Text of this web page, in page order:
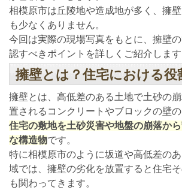
相模原市は丘陵地や造成地が多く、擁
も少なくありません。
今回は実際の現場写真をもとに、擁壁
認すべきポイントを詳しくご紹介します
擁壁とは？住宅における役
擁壁とは、高低差のある土地で土砂の
置されるコンクリートやブロックの壁の
住宅の敷地を土砂災害や地盤の崩落か
な構造物です。
特に相模原市のように坂道や高低差の
域では、擁壁の劣化を放置すると住宅
も関わってきます。